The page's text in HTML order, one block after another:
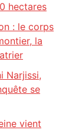
hectares
: le corps
la
Narjissi,
se
vient